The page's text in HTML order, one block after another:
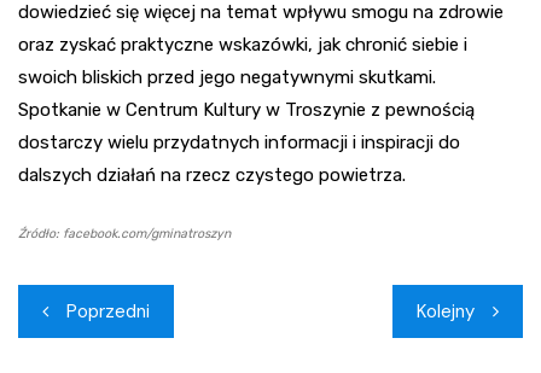
dowiedzieć się więcej na temat wpływu smogu na zdrowie
oraz zyskać praktyczne wskazówki, jak chronić siebie i
swoich bliskich przed jego negatywnymi skutkami.
Spotkanie w Centrum Kultury w Troszynie z pewnością
dostarczy wielu przydatnych informacji i inspiracji do
dalszych działań na rzecz czystego powietrza.
Źródło: facebook.com/gminatroszyn
Nawigacja
wpisu
Poprzedni Kolejny